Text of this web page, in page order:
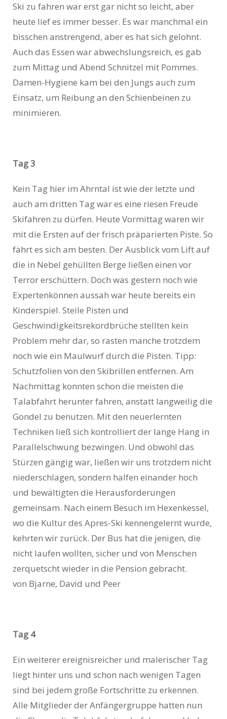
Ski zu fahren war erst gar nicht so leicht, aber
heute lief es immer besser. Es war manchmal ein
bisschen anstrengend, aber es hat sich gelohnt.
Auch das Essen war abwechslungsreich, es gab
zum Mittag und Abend Schnitzel mit Pommes.
Damen-Hygiene kam bei den Jungs auch zum
Einsatz, um Reibung an den Schienbeinen zu
minimieren.
Tag 3
Kein Tag hier im Ahrntal ist wie der letzte und
auch am dritten Tag war es eine riesen Freude
Skifahren zu dürfen. Heute Vormittag waren wir
mit die Ersten auf der frisch präparierten Piste. So
fährt es sich am besten. Der Ausblick vom Lift auf
die in Nebel gehüllten Berge ließen einen vor
Terror erschüttern. Doch was gestern noch wie
Expertenkönnen aussah war heute bereits ein
Kinderspiel. Steile Pisten und
Geschwindigkeitsrekordbrüche stellten kein
Problem mehr dar, so rasten manche trotzdem
noch wie ein Maulwurf durch die Pisten. Tipp:
Schutzfolien von den Skibrillen entfernen. Am
Nachmittag konnten schon die meisten die
Talabfahrt herunter fahren, anstatt langweilig die
Gondel zu benutzen. Mit den neuerlernten
Techniken ließ sich kontrolliert der lange Hang in
Parallelschwung bezwingen. Und obwohl das
Stürzen gängig war, ließen wir uns trotzdem nicht
niederschlagen, sondern halfen einander hoch
und bewältigten die Herausforderungen
gemeinsam. Nach einem Besuch im Hexenkessel,
wo die Kultur des Apres-Ski kennengelernt wurde,
kehrten wir zurück. Der Bus hat die jenigen, die
nicht laufen wollten, sicher und von Menschen
zerquetscht wieder in die Pension gebracht.
von Bjarne, David und Peer
Tag 4
Ein weiterer ereignisreicher und malerischer Tag
liegt hinter uns und schon nach wenigen Tagen
sind bei jedem große Fortschritte zu erkennen.
Alle Mitglieder der Anfängergruppe hatten nun